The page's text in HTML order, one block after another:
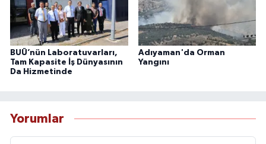
BUÜ’nün Laboratuvarları,
Tam Kapasite İş Dünyasının
Da Hizmetinde
Adıyaman'da Orman
Yangını
Yorumlar